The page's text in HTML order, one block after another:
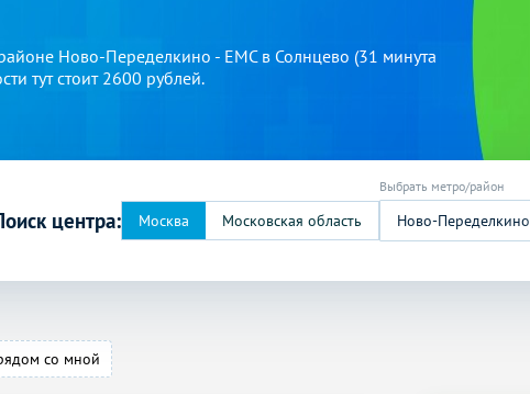
Ново-Переделкино - ЕМС в Солнцево (31 минута
тут стоит 2600 рублей.
центра: Ново-Переделкино
со мной